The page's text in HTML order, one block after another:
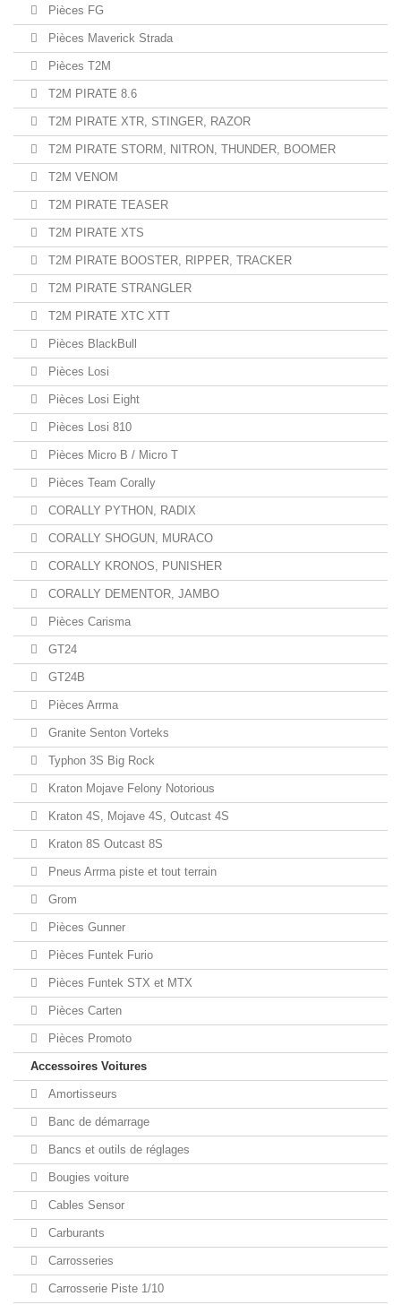
Pièces FG
Pièces Maverick Strada
Pièces T2M
T2M PIRATE 8.6
T2M PIRATE XTR, STINGER, RAZOR
T2M PIRATE STORM, NITRON, THUNDER, BOOMER
T2M VENOM
T2M PIRATE TEASER
T2M PIRATE XTS
T2M PIRATE BOOSTER, RIPPER, TRACKER
T2M PIRATE STRANGLER
T2M PIRATE XTC XTT
Pièces BlackBull
Pièces Losi
Pièces Losi Eight
Pièces Losi 810
Pièces Micro B / Micro T
Pièces Team Corally
CORALLY PYTHON, RADIX
CORALLY SHOGUN, MURACO
CORALLY KRONOS, PUNISHER
CORALLY DEMENTOR, JAMBO
Pièces Carisma
GT24
GT24B
Pièces Arrma
Granite Senton Vorteks
Typhon 3S Big Rock
Kraton Mojave Felony Notorious
Kraton 4S, Mojave 4S, Outcast 4S
Kraton 8S Outcast 8S
Pneus Arrma piste et tout terrain
Grom
Pièces Gunner
Pièces Funtek Furio
Pièces Funtek STX et MTX
Pièces Carten
Pièces Promoto
Accessoires Voitures
Amortisseurs
Banc de démarrage
Bancs et outils de réglages
Bougies voiture
Cables Sensor
Carburants
Carrosseries
Carrosserie Piste 1/10